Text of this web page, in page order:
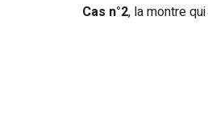
Cas n°2, la montre